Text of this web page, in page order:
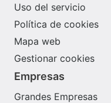
Uso del servicio
Política de cookies
Mapa web
Gestionar cookies
Empresas
Grandes Empresas